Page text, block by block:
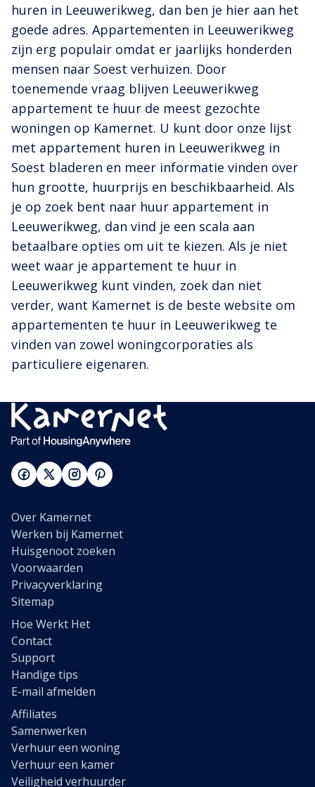
huren in Leeuwerikweg, dan ben je hier aan het
goede adres. Appartementen in Leeuwerikweg
zijn erg populair omdat er jaarlijks honderden
mensen naar Soest verhuizen. Door
toenemende vraag blijven Leeuwerikweg
appartement te huur de meest gezochte
woningen op Kamernet. U kunt door onze lijst
met appartement huren in Leeuwerikweg in
Soest bladeren en meer informatie vinden over
hun grootte, huurprijs en beschikbaarheid. Als
je op zoek bent naar huur appartement in
Leeuwerikweg, dan vind je een scala aan
betaalbare opties om uit te kiezen. Als je niet
weet waar je appartement te huur in
Leeuwerikweg kunt vinden, zoek dan niet
verder, want Kamernet is de beste website om
appartementen te huur in Leeuwerikweg te
vinden van zowel woningcorporaties als
particuliere eigenaren.
Over Kamernet
Werken bij Kamernet
Huisgenoot zoeken
Voorwaarden
Privacyverklaring
Sitemap
Hoe Werkt Het
Contact
Support
Handige tips
E-mail afmelden
Affiliates
Samenwerken
Verhuur een woning
Verhuur een kamer
Veiligheid verhuurder